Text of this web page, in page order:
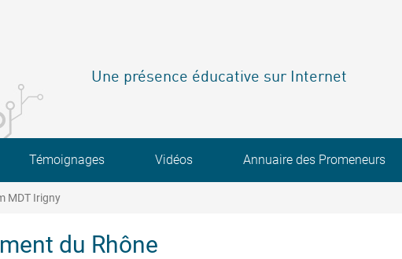
Une présence éducative sur Internet
Témoignages Vidéos Annuaire des Promeneurs
MDT Irigny
du Rhône